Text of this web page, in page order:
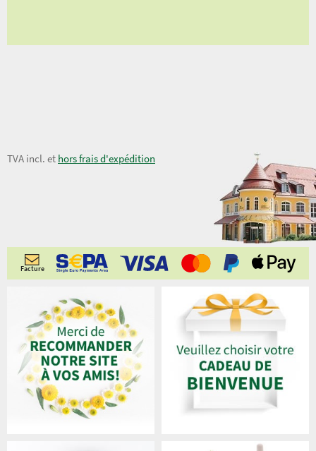
21,00 €
TVA incl. et hors frais d'expédition
Facture